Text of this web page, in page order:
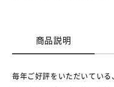
商品説明
毎年ご好評をいただいてい